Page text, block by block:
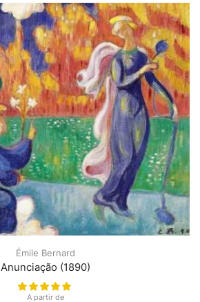
Émile Bernard
Anunciação (1890)
A partir de